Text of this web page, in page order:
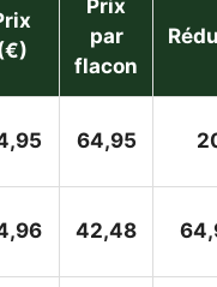
Prix
par
flacon
64,95
42,48